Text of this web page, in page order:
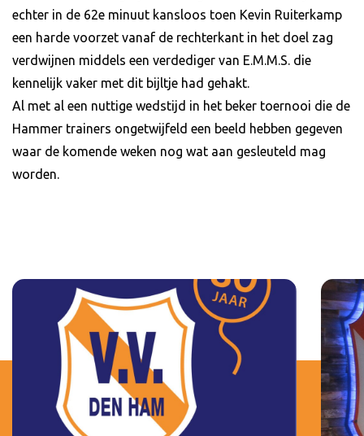
echter in de 62e minuut kansloos toen Kevin Ruiterkamp
een harde voorzet vanaf de rechterkant in het doel zag
verdwijnen middels een verdediger van E.M.M.S. die
kennelijk vaker met dit bijltje had gehakt.
Al met al een nuttige wedstijd in het beker toernooi die de
Hammer trainers ongetwijfeld een beeld hebben gegeven
waar de komende weken nog wat aan gesleuteld mag
worden.